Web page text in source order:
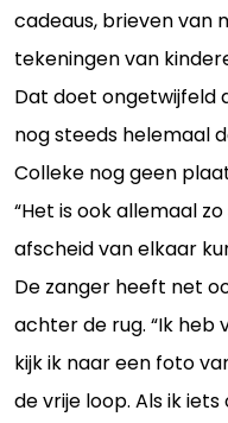
cadeaus, brieven van
tekeningen van
Dat doet ongetwijfeld
nog steeds helemaal
Colleke nog geen
“Het is ook allemaal
afscheid van elkaar
De zanger heeft net
achter de rug. “Ik heb
kijk ik naar een foto
de vrije loop. Als ik